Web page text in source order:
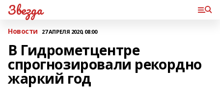
Звезда
Новости 27 АПРЕЛЯ 2020, 08:00
В Гидрометцентре
спрогнозировали рекордно
жаркий год